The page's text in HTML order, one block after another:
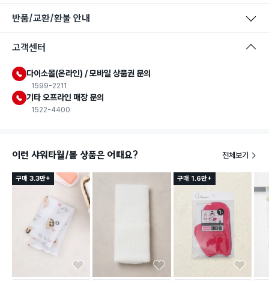
반품/교환/환불 안내
고객센터
다이소몰(온라인) / 모바일 상품권 문의
1599-2211
기타 오프라인 매장 문의
1522-4400
이런 샤워타월/볼 상품은 어때요? 전체보기
구매 3.3만+ 구매 1.6만+